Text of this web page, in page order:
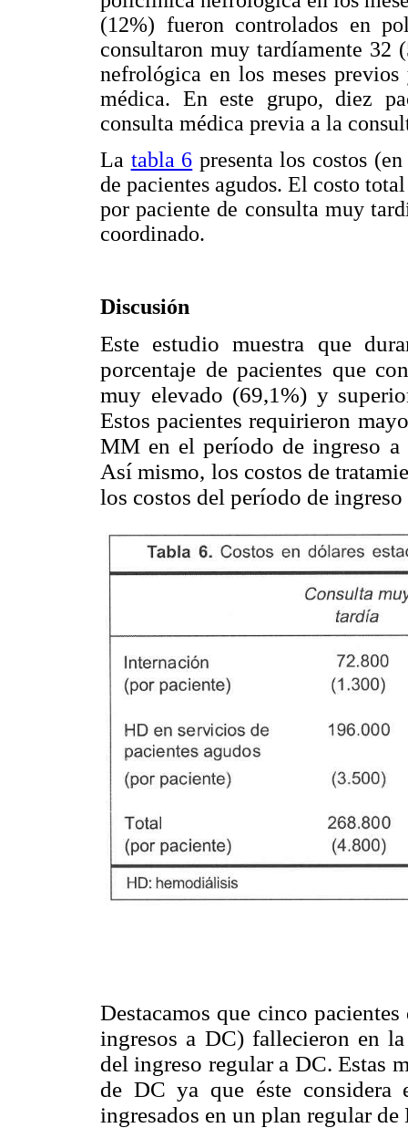
(12%) fueron controlados en
consultaron muy tardíamente 32
nefrológica en los meses
médica. En este grupo, diez
consulta médica previa a la
La tabla 6 presenta los costos
de pacientes agudos. El costo
por paciente de consulta muy
coordinado.
Discusión
Este estudio muestra que
porcentaje de pacientes que
muy elevado (69,1%) y
Estos pacientes requirieron
MM en el período de ingreso a
Así mismo, los costos de
los costos del período de
Destacamos que cinco
ingresos a DC) fallecieron en
del ingreso regular a DC. Estas
de DC ya que éste considera
ingresados en un plan regular de